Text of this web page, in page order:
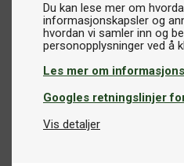
Du kan lese mer om
informasjonskapsler og
hvordan vi samler inn og
Les mer om
Googles retningslinjer
Vis detaljer